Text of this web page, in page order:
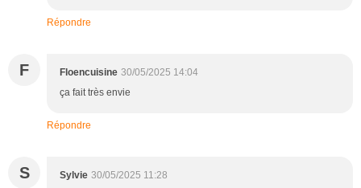
Répondre
F Floencuisine 30/05/2025 14:04
ça fait très envie
Répondre
S Sylvie 30/05/2025 11:28